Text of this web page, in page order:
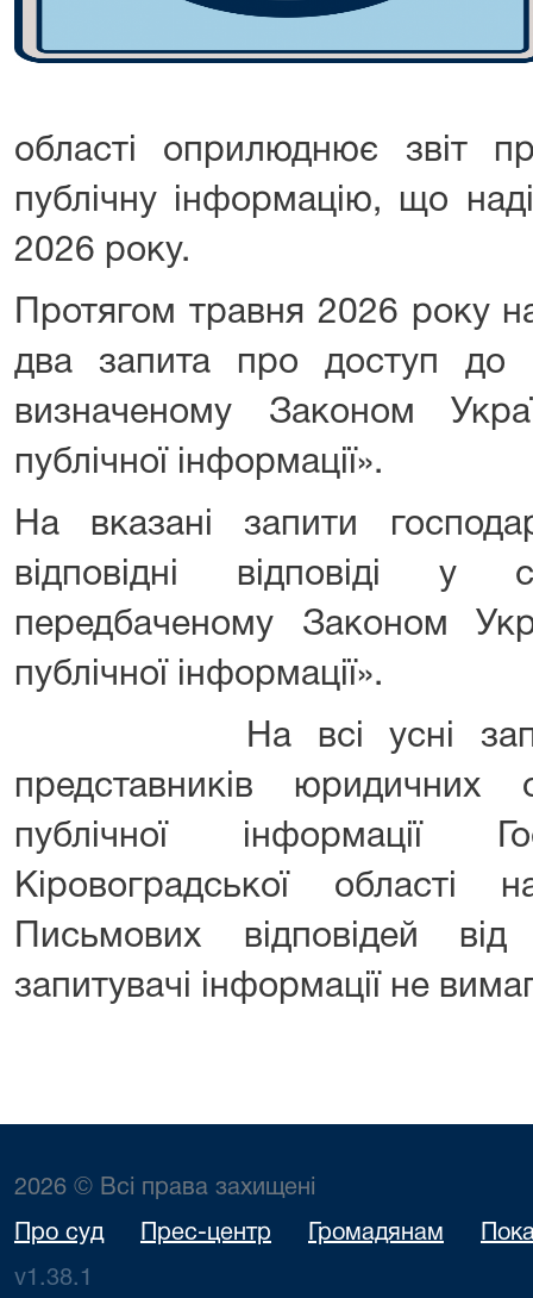
області оприлюднює звіт
публічну інформацію, що
2026 року.
Протягом травня 2026 року
два запита про доступ до
визначеному Законом
публічної інформації».
На вказані запити
відповідні відповіді
передбаченому Законом
публічної інформації».
На всі усні запити
представників
публічної інформації
Кіровоградської області
Письмових відповідей
запитувачі інформації не
2026 © Всі права захищені
Про суд Прес-центр Громадянам
v1.38.1